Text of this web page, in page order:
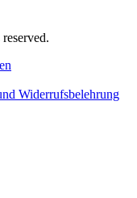
Widerrufsbelehrung